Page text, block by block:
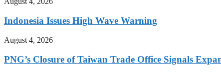
Indonesia Issues High Wave Warning
August 4, 2026
PNG’s Closure of Taiwan Trade Office Signals